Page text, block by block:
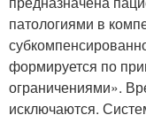
патологиями в
формируется по
ограничениями».
исключаются.